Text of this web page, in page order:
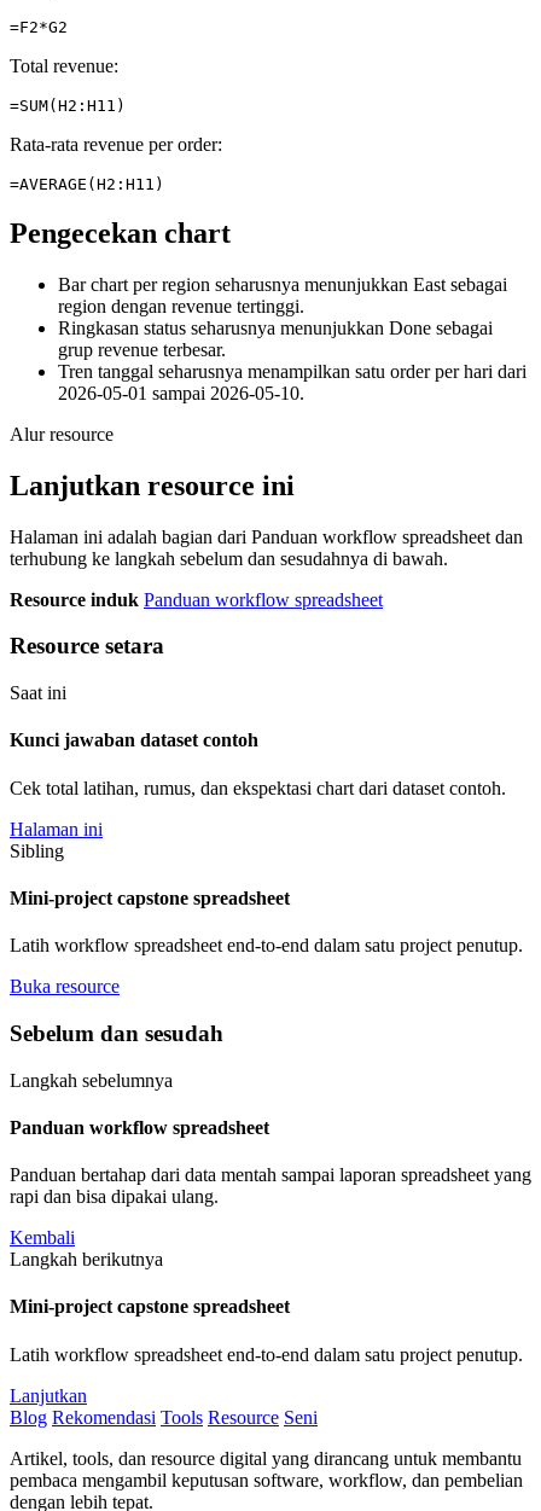
=F2*G2
Total revenue:
=SUM(H2:H11)
Rata-rata revenue per order:
=AVERAGE(H2:H11)
Pengecekan chart
Bar chart per region seharusnya menunjukkan East sebagai
region dengan revenue tertinggi.
Ringkasan status seharusnya menunjukkan Done sebagai
grup revenue terbesar.
Tren tanggal seharusnya menampilkan satu order per hari dari
2026-05-01 sampai 2026-05-10.
Alur resource
Lanjutkan resource ini
Halaman ini adalah bagian dari Panduan workflow spreadsheet dan
terhubung ke langkah sebelum dan sesudahnya di bawah.
Resource induk Panduan workflow spreadsheet
Resource setara
Saat ini
Kunci jawaban dataset contoh
Cek total latihan, rumus, dan ekspektasi chart dari dataset contoh.
Halaman ini
Sibling
Mini-project capstone spreadsheet
Latih workflow spreadsheet end-to-end dalam satu project penutup.
Buka resource
Sebelum dan sesudah
Langkah sebelumnya
Panduan workflow spreadsheet
Panduan bertahap dari data mentah sampai laporan spreadsheet yang
rapi dan bisa dipakai ulang.
Kembali
Langkah berikutnya
Mini-project capstone spreadsheet
Latih workflow spreadsheet end-to-end dalam satu project penutup.
Lanjutkan
Blog Rekomendasi Tools Resource Seni
Artikel, tools, dan resource digital yang dirancang untuk membantu
pembaca mengambil keputusan software, workflow, dan pembelian
dengan lebih tepat.